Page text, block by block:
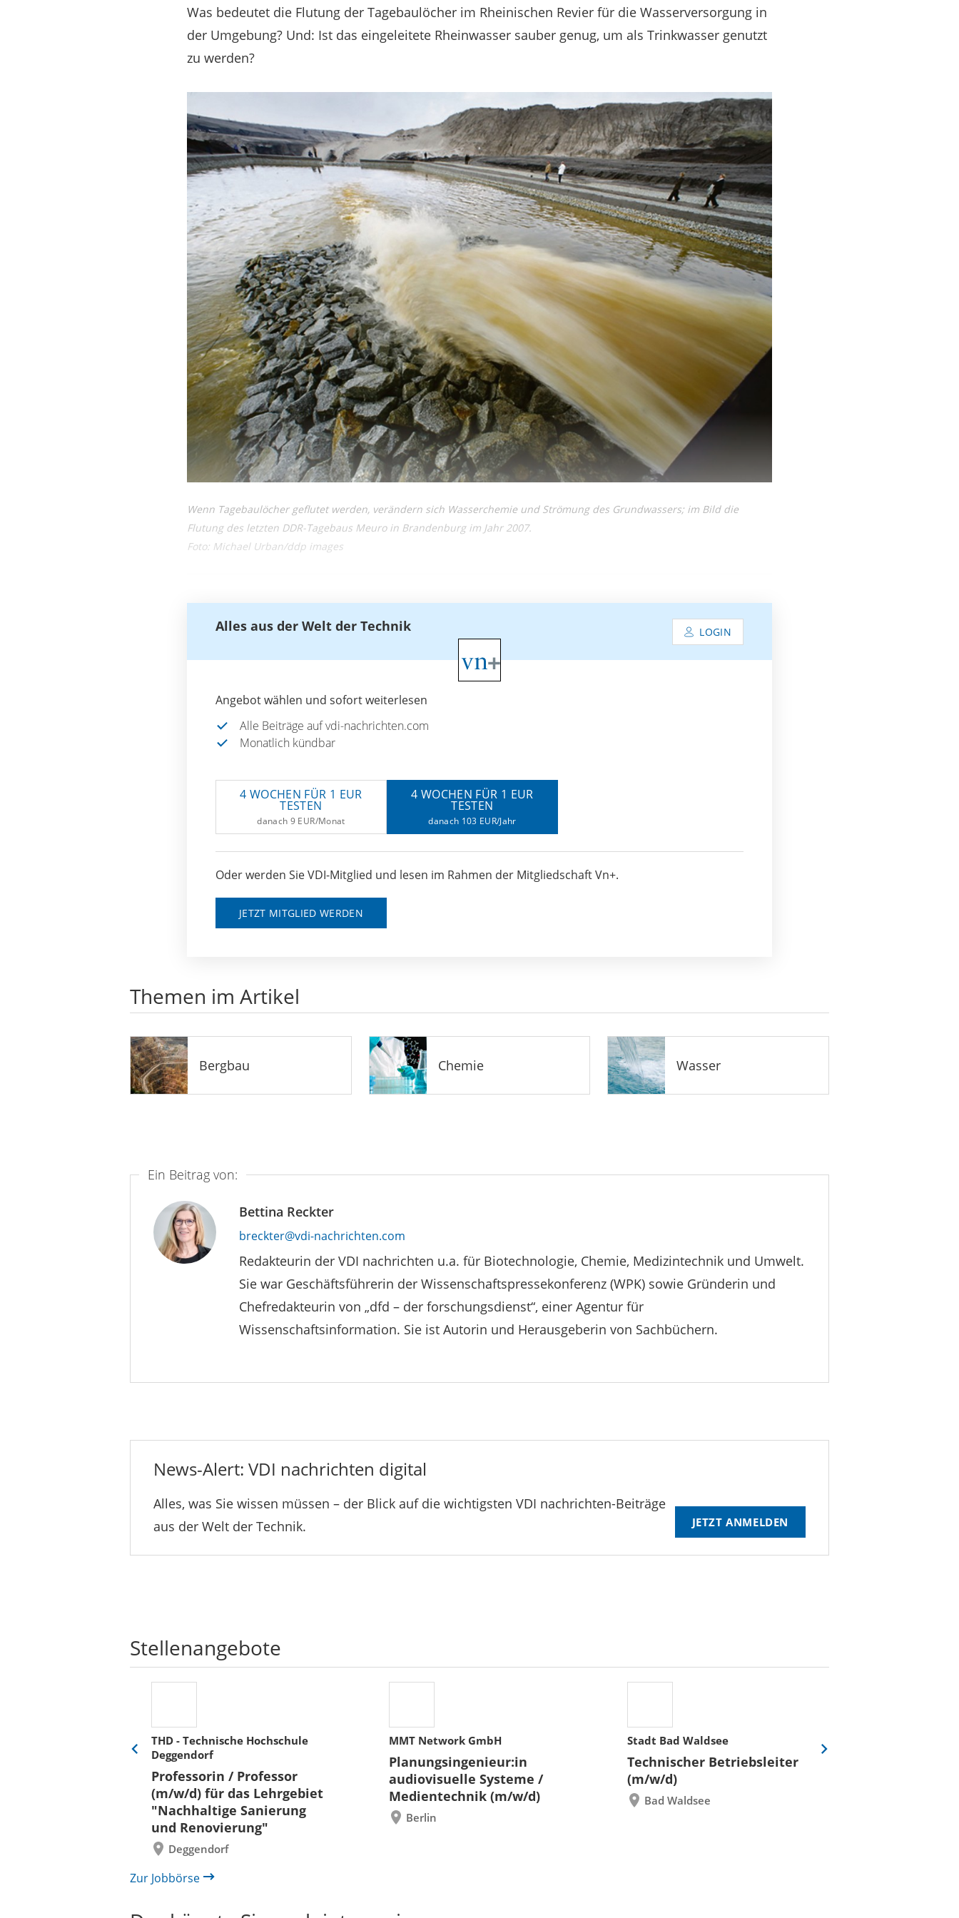
Was bedeutet die Flutung der Tagebaulöcher im Rheinischen Revier für die Wasserversorgung in
der Umgebung? Und: Ist das eingeleitete Rheinwasser sauber genug, um als Trinkwasser genutzt
zu werden?
Wenn Tagebaulöcher geflutet werden, verändern sich Wasserchemie und Strömung des Grundwassers; im Bild die
Flutung des letzten DDR-Tagebaus Meuro in Brandenburg im Jahr 2007.
Foto: Michael Urban/ddp images
Alles aus der Welt der Technik LOGIN
Angebot wählen und sofort weiterlesen
Alle Beiträge auf vdi-nachrichten.com
Monatlich kündbar
4 WOCHEN FÜR 1 EUR
TESTEN
danach 9 EUR/Monat
4 WOCHEN FÜR 1 EUR
TESTEN
danach 103 EUR/Jahr
Oder werden Sie VDI-Mitglied und lesen im Rahmen der Mitgliedschaft Vn+.
JETZT MITGLIED WERDEN
Themen im Artikel
Bergbau Chemie Wasser
Ein Beitrag von:
Bettina Reckter
breckter@vdi-nachrichten.com
Redakteurin der VDI nachrichten u.a. für Biotechnologie, Chemie, Medizintechnik und Umwelt.
Sie war Geschäftsführerin der Wissenschaftspressekonferenz (WPK) sowie Gründerin und
Chefredakteurin von „dfd – der forschungsdienst“, einer Agentur für
Wissenschaftsinformation. Sie ist Autorin und Herausgeberin von Sachbüchern.
News-Alert: VDI nachrichten digital
Alles, was Sie wissen müssen – der Blick auf die wichtigsten VDI nachrichten-Beiträge
aus der Welt der Technik.
JETZT ANMELDEN
Stellenangebote
THD - Technische Hochschule
Deggendorf
Professorin / Professor
(m/w/d) für das Lehrgebiet
"Nachhaltige Sanierung
und Renovierung"
Deggendorf
MMT Network GmbH
Planungsingenieur:in
audiovisuelle Systeme /
Medientechnik (m/w/d)
Berlin
Stadt Bad Waldsee
Technischer Betriebsleiter
(m/w/d)
Bad Waldsee
Eine
zurück
Eine
Zur Jobbörse